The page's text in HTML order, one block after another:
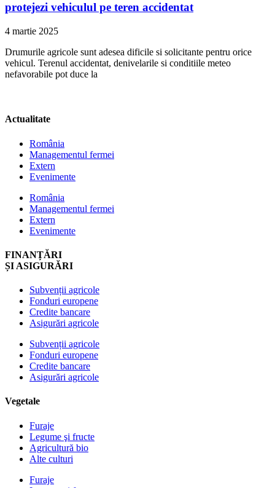
protejezi vehiculul pe teren accidentat
4 martie 2025
Drumurile agricole sunt adesea dificile si solicitante pentru orice
vehicul. Terenul accidentat, denivelarile si conditiile meteo
nefavorabile pot duce la
Actualitate
România
Managementul fermei
Extern
Evenimente
România
Managementul fermei
Extern
Evenimente
FINANȚĂRI
ȘI ASIGURĂRI
Subvenții agricole
Fonduri europene
Credite bancare
Asigurări agricole
Subvenții agricole
Fonduri europene
Credite bancare
Asigurări agricole
Vegetale
Furaje
Legume şi fructe
Agricultură bio
Alte culturi
Furaje